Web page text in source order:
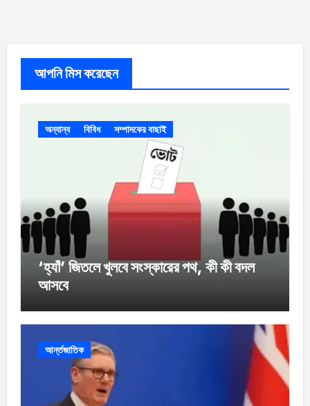
আপনি মিস করেছেন
অন্যান্য বিবিধ সম্পাদকের বাছাই
‘হ্যাঁ’ জিতলে খুলবে সংস্কারের পথ, কী কী বদল
আসবে
আর্ন্তজাতিক